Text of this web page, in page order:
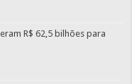
R$ 62,5 bilhões para